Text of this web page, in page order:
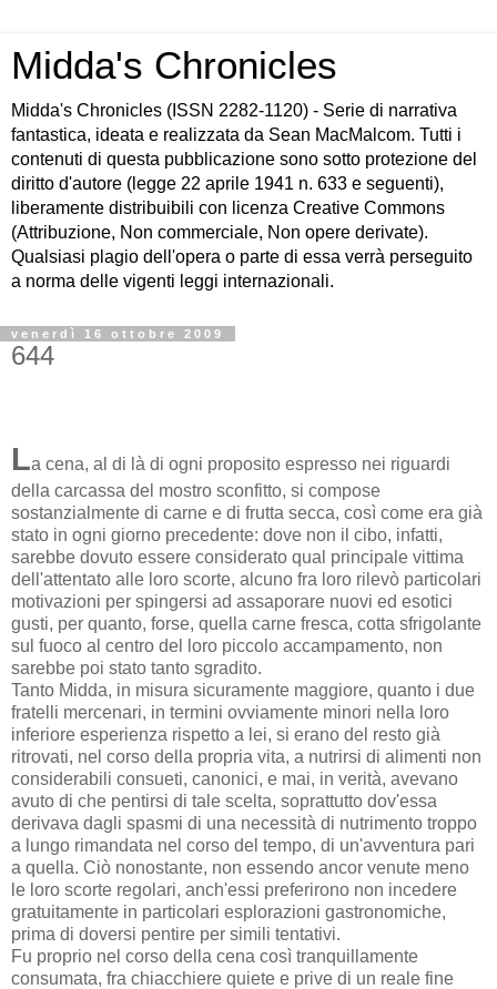
Midda's Chronicles
Midda's Chronicles (ISSN 2282-1120) - Serie di narrativa
fantastica, ideata e realizzata da Sean MacMalcom. Tutti i
contenuti di questa pubblicazione sono sotto protezione del
diritto d'autore (legge 22 aprile 1941 n. 633 e seguenti),
liberamente distribuibili con licenza Creative Commons
(Attribuzione, Non commerciale, Non opere derivate).
Qualsiasi plagio dell'opera o parte di essa verrà perseguito
a norma delle vigenti leggi internazionali.
venerdì 16 ottobre 2009
644
La cena, al di là di ogni proposito espresso nei riguardi
della carcassa del mostro sconfitto, si compose
sostanzialmente di carne e di frutta secca, così come era già
stato in ogni giorno precedente: dove non il cibo, infatti,
sarebbe dovuto essere considerato qual principale vittima
dell'attentato alle loro scorte, alcuno fra loro rilevò particolari
motivazioni per spingersi ad assaporare nuovi ed esotici
gusti, per quanto, forse, quella carne fresca, cotta sfrigolante
sul fuoco al centro del loro piccolo accampamento, non
sarebbe poi stato tanto sgradito.
Tanto Midda, in misura sicuramente maggiore, quanto i due
fratelli mercenari, in termini ovviamente minori nella loro
inferiore esperienza rispetto a lei, si erano del resto già
ritrovati, nel corso della propria vita, a nutrirsi di alimenti non
considerabili consueti, canonici, e mai, in verità, avevano
avuto di che pentirsi di tale scelta, soprattutto dov'essa
derivava dagli spasmi di una necessità di nutrimento troppo
a lungo rimandata nel corso del tempo, di un'avventura pari
a quella. Ciò nonostante, non essendo ancor venute meno
le loro scorte regolari, anch'essi preferirono non incedere
gratuitamente in particolari esplorazioni gastronomiche,
prima di doversi pentire per simili tentativi.
Fu proprio nel corso della cena così tranquillamente
consumata, fra chiacchiere quiete e prive di un reale fine